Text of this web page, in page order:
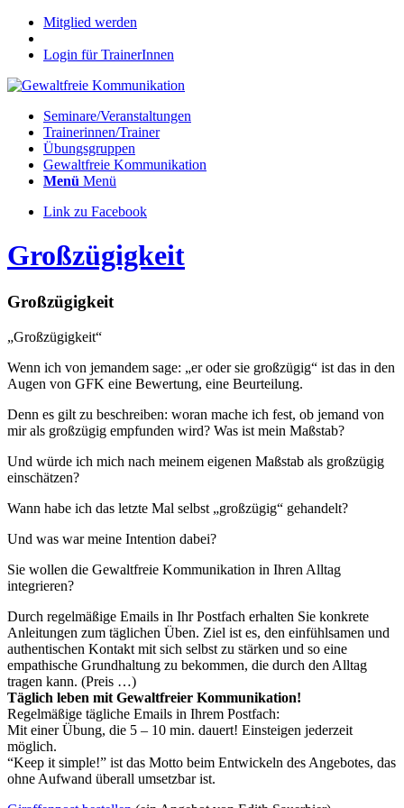
Mitglied werden
Login für TrainerInnen
Seminare/Veranstaltungen
Trainerinnen/Trainer
Übungsgruppen
Gewaltfreie Kommunikation
Menü Menü
Link zu Facebook
Großzügigkeit
Großzügigkeit
„Großzügigkeit“
Wenn ich von jemandem sage: „er oder sie großzügig“ ist das in den
Augen von GFK eine Bewertung, eine Beurteilung.
Denn es gilt zu beschreiben: woran mache ich fest, ob jemand von
mir als großzügig empfunden wird? Was ist mein Maßstab?
Und würde ich mich nach meinem eigenen Maßstab als großzügig
einschätzen?
Wann habe ich das letzte Mal selbst „großzügig“ gehandelt?
Und was war meine Intention dabei?
Sie wollen die Gewaltfreie Kommunikation in Ihren Alltag
integrieren?
Durch regelmäßige Emails in Ihr Postfach erhalten Sie konkrete
Anleitungen zum täglichen Üben. Ziel ist es, den einfühlsamen und
authentischen Kontakt mit sich selbst zu stärken und so eine
empathische Grundhaltung zu bekommen, die durch den Alltag
tragen kann. (Preis …)
Täglich leben mit Gewaltfreier Kommunikation!
Regelmäßige tägliche Emails in Ihrem Postfach:
Mit einer Übung, die 5 – 10 min. dauert! Einsteigen jederzeit
möglich.
“Keep it simple!” ist das Motto beim Entwickeln des Angebotes, das
ohne Aufwand überall umsetzbar ist.